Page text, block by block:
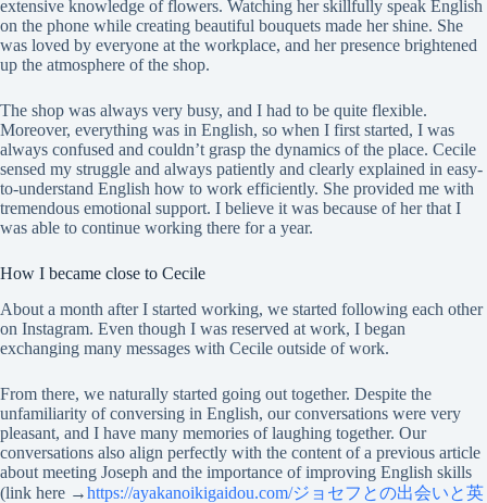
extensive knowledge of flowers. Watching her skillfully speak English
on the phone while creating beautiful bouquets made her shine. She
was loved by everyone at the workplace, and her presence brightened
up the atmosphere of the shop.
The shop was always very busy, and I had to be quite flexible.
Moreover, everything was in English, so when I first started, I was
always confused and couldn’t grasp the dynamics of the place. Cecile
sensed my struggle and always patiently and clearly explained in easy-
to-understand English how to work efficiently. She provided me with
tremendous emotional support. I believe it was because of her that I
was able to continue working there for a year.
How I became close to Cecile
About a month after I started working, we started following each other
on Instagram. Even though I was reserved at work, I began
exchanging many messages with Cecile outside of work.
From there, we naturally started going out together. Despite the
unfamiliarity of conversing in English, our conversations were very
pleasant, and I have many memories of laughing together. Our
conversations also align perfectly with the content of a previous article
about meeting Joseph and the importance of improving English skills
(link here →https://ayakanoikigaidou.com/ジョセフとの出会いと英